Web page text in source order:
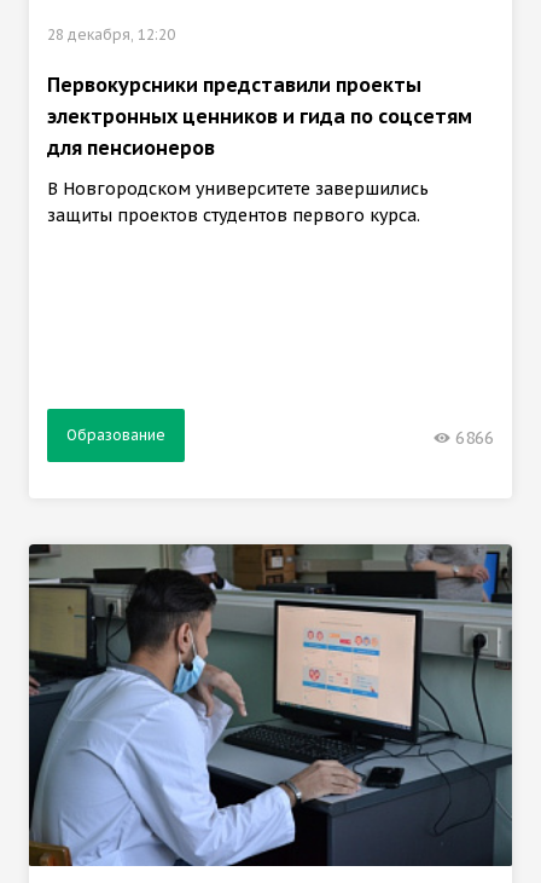
28 декабря, 12:20
Первокурсники представили проекты
электронных ценников и гида по соцсетям
для пенсионеров
В Новгородском университете завершились
защиты проектов студентов первого курса.
Образование 6866